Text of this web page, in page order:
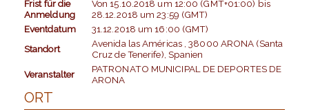
Frist für die
Anmeldung
Von15.10.2018 um 12:00 (GMT+01:00) bis
28.12.2018 um23:59 (GMT)
Eventdatum
31.12.2018 um16:00 (GMT)
Standort
Avenida las Américas , 38000 ARONA (Santa
Cruz de Tenerife), Spanien
Veranstalter
PATRONATO MUNICIPAL DE DEPORTES DE
ARONA
ORT